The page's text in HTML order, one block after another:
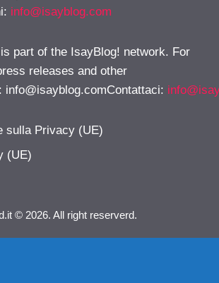
info@isayblog.com
part of the IsayBlog! network. For
releases and other
info@isayblog.comContattaci:
sulla Privacy (UE)
(UE)
© 2026. All right reserverd.